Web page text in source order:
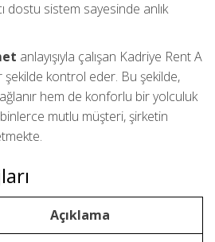
dostu sistem sayesinde anlık
anlayışıyla çalışan Kadriye Rent A
şekilde kontrol eder. Bu şekilde,
hem de konforlu bir yolculuk
mutlu müşteri, şirketin
Açıklama